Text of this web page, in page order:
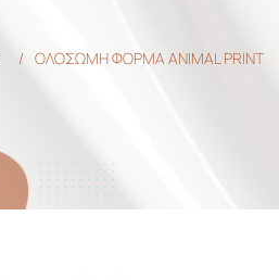
/ ΟΛΟΣΩΜΗ ΦΟΡΜΑ ANIMAL PRINT